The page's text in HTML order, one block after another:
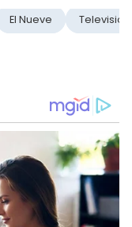
El Nueve Television